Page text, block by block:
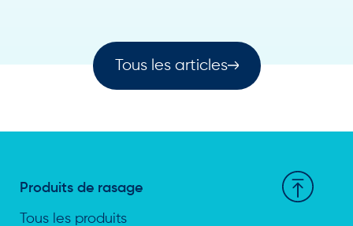
Tous les articles
Produits de rasage
Tous les produits